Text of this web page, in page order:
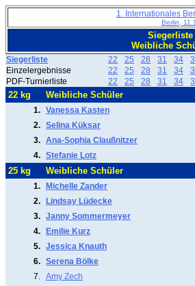
1. Internationales
Berlin,
Weibliche
Siegerliste 22 25 28 31 34
Einzelergebnisse
22 25 28 31 34
PDF-Turnierliste
22 25 28 31 34
22 kg Weibliche Schüler
1. Vanessa Kasten
2. Selina Küksar
3. Ana-Sophia Claußnitzer
4. Stefanie Lotz
25 kg Weibliche Schüler
1. Michelle Zander
2.
Lindsay Lüdecke
3. Janny Sommermeyer
4.
Emilie Kurz
5. Jessica Knauth
6. Serena Bölke
7. Amy Zech